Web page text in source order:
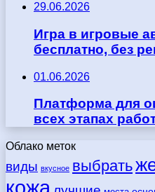
29.06.2026
Игра в игровые
бесплатно, без
01.06.2026
Платформа для
всех этапах
Облако меток
виды вкусное выбрать